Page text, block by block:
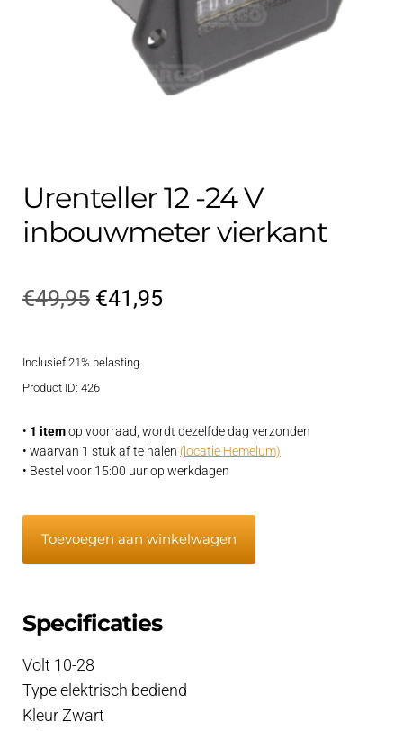
Techniek Blog
Urenteller 12 -24 V
inbouwmeter vierkant
€49,95 Oorspronkelijke
was:
€41,95Huidige
Inclusief 21% belasting
Product ID: 426
• 1 itemop voorraad, wordt dezelfde dag verzonden
• waarvan 1 stuk af te halen (locatie Hemelum)
• Bestel voor 15:00 uur op werkdagen
inbouwmeter
aantal
Toevoegen aan winkelwagen
Specificaties
Volt 10-28
Type elektrisch bediend
Kleur Zwart